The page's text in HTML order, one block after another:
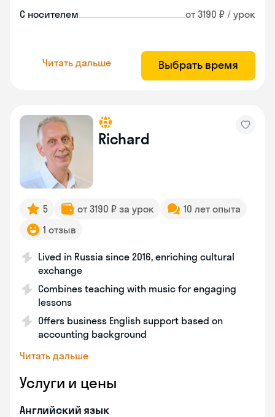
С носителем от 3190 ₽ / урок
Читать дальше Выбрать время
Richard
5 от 3190 ₽ за урок
10 лет опыта
1 отзыв
Lived in Russia since 2016, enriching cultural
exchange
Combines teaching with music for engaging
lessons
Offers business English support based on
accounting background
Читать дальше
Услуги и цены
Английский язык